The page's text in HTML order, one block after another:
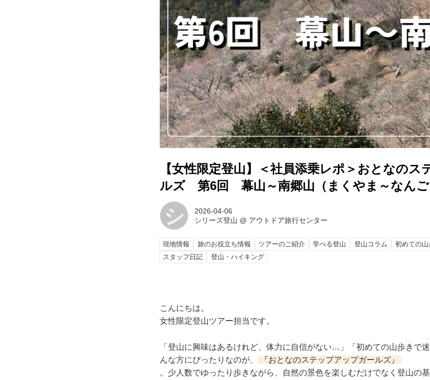
【女性限定登山】＜社員添乗レポ＞おとなのス
ルズ 第6回 幕山～南郷山（まくやま～なんご
シ
2026-04-06
シリーズ登山 @ アウトドア旅行センター
現地情報 旅のお役立ち情報 ツアーのご紹介 学べる登山 登山コラム 初めての山
スタッフ日記
登山・ハイキング
こんにちは。
女性限定登山ツアー担当です。
「登山に興味はあるけれど、体力に自信がない…」「初めての山歩きで
んな方にぴったりなのが、
『おとなのステップアップガールズ』
。少人数でゆったり歩きながら、自然の景色を楽しむだけでなく登山の